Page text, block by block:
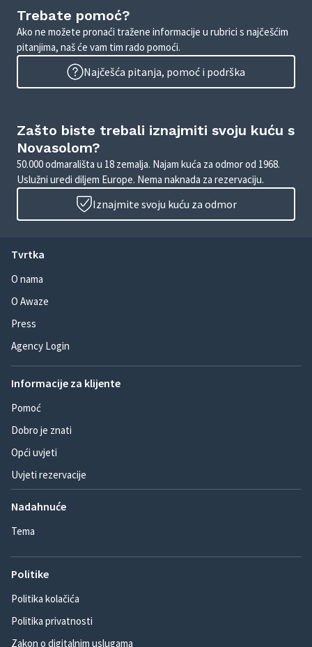
Trebate pomoć?
Ako ne možete pronaći tražene informacije u rubrici s najčešćim
pitanjima, naš će vam tim rado pomoći.
Najčešća pitanja, pomoć i podrška
Zašto biste trebali iznajmiti svoju kuću s
Novasolom?
50.000 odmarališta u 18 zemalja. Najam kuća za odmor od 1968.
Uslužni uredi diljem Europe. Nema naknada za rezervaciju.
Iznajmite svoju kuću za odmor
Tvrtka
O nama
O Awaze
Press
Agency Login
Informacije za klijente
Pomoć
Dobro je znati
Opći uvjeti
Uvjeti rezervacije
Nadahnuće
Tema
Politike
Politika kolačića
Politika privatnosti
Zakon o digitalnim uslugama